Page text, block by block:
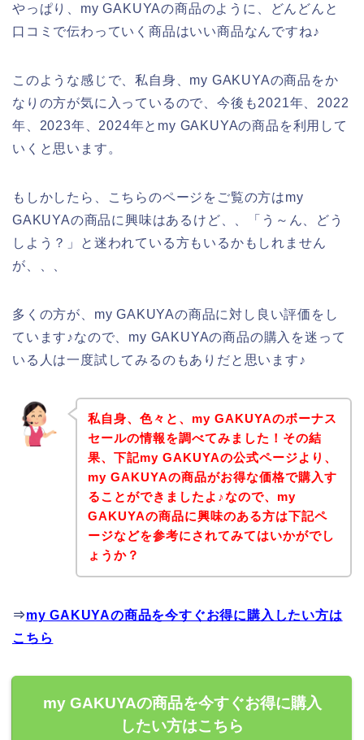
やっぱり、my GAKUYAの商品のように、どんどんと
口コミで伝わっていく商品はいい商品なんですね♪
このような感じで、私自身、my GAKUYAの商品をか
なりの方が気に入っているので、今後も2021年、2022
年、2023年、2024年とmy GAKUYAの商品を利用して
いくと思います。
もしかしたら、こちらのページをご覧の方はmy
GAKUYAの商品に興味はあるけど、、「う～ん、どう
しよう？」と迷われている方もいるかもしれません
が、、、
多くの方が、my GAKUYAの商品に対し良い評価をし
ています♪なので、my GAKUYAの商品の購入を迷って
いる人は一度試してみるのもありだと思います♪
私自身、色々と、my GAKUYAのボーナス
セールの情報を調べてみました！その結
果、下記my GAKUYAの公式ページより、
my GAKUYAの商品がお得な価格で購入す
ることができましたよ♪なので、my
GAKUYAの商品に興味のある方は下記ペ
ージなどを参考にされてみてはいかがでし
ょうか？
⇒my GAKUYAの商品を今すぐお得に購入したい方は
こちら
my GAKUYAの商品を今すぐお得に購入
したい方はこちら